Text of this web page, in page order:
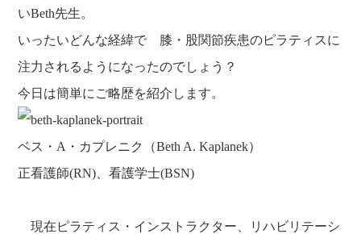
いBeth先生。
いったいどんな経緯で 膝・股関節疾患のピラティスに
注力されるようになったのでしょう？
今日は簡単にご略歴を紹介します。
ベス・A・カプレニク（Beth A. Kaplanek）
正看護師(RN)、看護学士(BSN)
現在ピラティス・インストラクター、リハビリテーシ